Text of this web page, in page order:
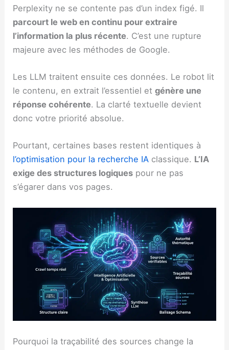
Perplexity ne se contente pas d’un index figé. Il
parcourt le web en continu pour extraire
l’information la plus récente. C’est une rupture
majeure avec les méthodes de Google.
Les LLM traitent ensuite ces données. Le robot lit
le contenu, en extrait l’essentiel etgénère une
réponse cohérente. La clarté textuelle devient
donc votre priorité absolue.
Pourtant, certaines bases restent identiques à
l’optimisation pour la recherche IA classique. L’IA
exige des structures logiques pour ne pas
s’égarer dans vos pages.
Pourquoi la traçabilité des sources change la